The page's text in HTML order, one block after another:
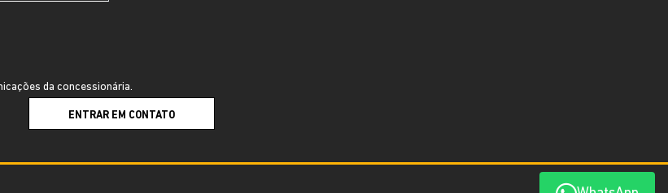
da concessionária.
ENTRAR EM CONTATO